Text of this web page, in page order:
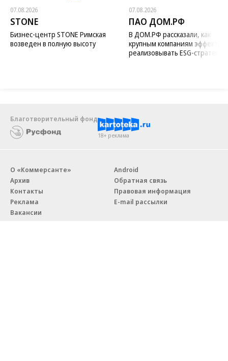
07.08.2026
STONE
Бизнес-центр STONE Римская
возведен в полную высоту
07.08.2026
ПАО ДОМ.РФ
В ДОМ.РФ рассказали, как
крупным компаниям
реализовывать ESG-стратегию
Благотворительный фонд
18+ реклама
О «Коммерсанте»
Архив
Контакты
Реклама
Вакансии
Android
Обратная связь
Правовая информация
E-mail рассылки